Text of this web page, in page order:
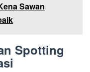
Sawan
Spotting